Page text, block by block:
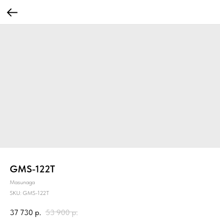
GMS-122T
Masunaga
SKU: GMS-122T
37 730 р. 53 900 р.